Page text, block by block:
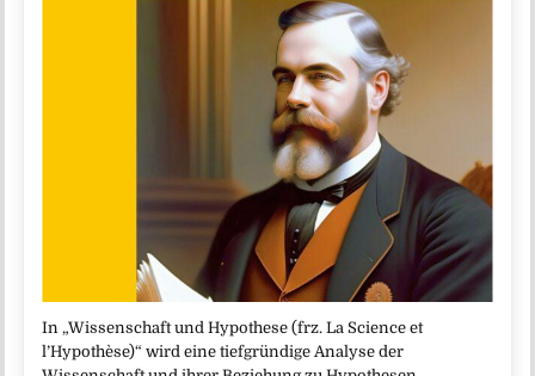
In „Wissenschaft und Hypothese (frz. La Science et
l’Hypothèse)“ wird eine tiefgründige Analyse der